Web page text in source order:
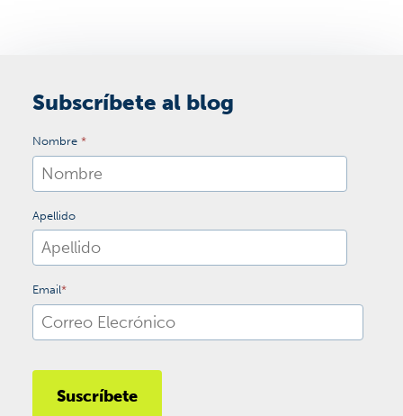
Subscríbete al blog
Nombre *
Apellido
Email*